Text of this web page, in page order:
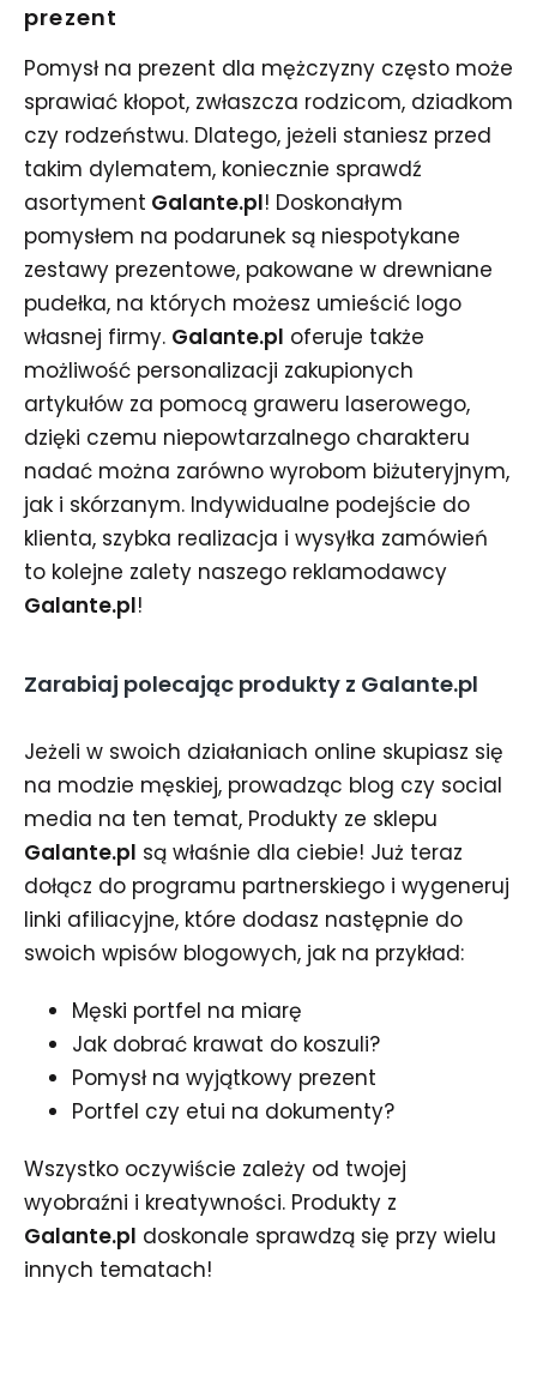
prezent
Pomysł na prezent dla mężczyzny często może
sprawiać kłopot, zwłaszcza rodzicom, dziadkom
czy rodzeństwu. Dlatego, jeżeli staniesz przed
takim dylematem, koniecznie sprawdź
asortyment Galante.pl! Doskonałym
pomysłem na podarunek są niespotykane
zestawy prezentowe, pakowane w drewniane
pudełka, na których możesz umieścić logo
własnej firmy. Galante.pl oferuje także
możliwość personalizacji zakupionych
artykułów za pomocą graweru laserowego,
dzięki czemu niepowtarzalnego charakteru
nadać można zarówno wyrobom biżuteryjnym,
jak i skórzanym. Indywidualne podejście do
klienta, szybka realizacja i wysyłka zamówień
to kolejne zalety naszego reklamodawcy
Galante.pl!
Zarabiaj polecając produkty z Galante.pl
Jeżeli w swoich działaniach online skupiasz się
na modzie męskiej, prowadząc blog czy social
media na ten temat, Produkty ze sklepu
Galante.pl są właśnie dla ciebie! Już teraz
dołącz do programu partnerskiego i wygeneruj
linki afiliacyjne, które dodasz następnie do
swoich wpisów blogowych, jak na przykład:
Męski portfel na miarę
Jak dobrać krawat do koszuli?
Pomysł na wyjątkowy prezent
Portfel czy etui na dokumenty?
Wszystko oczywiście zależy od twojej
wyobraźni i kreatywności. Produkty z
Galante.pl doskonale sprawdzą się przy wielu
innych tematach!